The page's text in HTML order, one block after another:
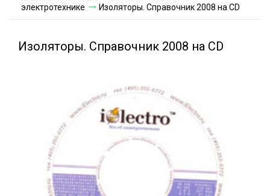
Условия оплаты
электротехнике
Изоляторы. Справочник 2008 на CD
Изоляторы. Справочник 2008 на CD